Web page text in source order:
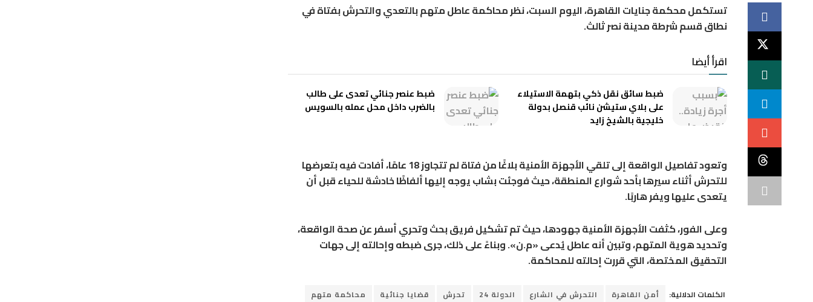
تستكمل محكمة جنايات القاهرة، اليوم السبت، نظر محاكمة عاطل متهم بالتعدي والتحرش بفتاة في
نطاق قسم شرطة مدينة نصر ثالث.
اقرأ أيضا
ضبط سائق نقل ذكي بتهمة الاستيلاء
على بلاي ستيشن نائب قنصل بدولة
خليجية بالشيخ زايد
ضبط عنصر جنائي تعدى على طالب
بالضرب داخل محل عمله بالسويس
وتعود تفاصيل الواقعة إلى تلقي الأجهزة الأمنية بلاغًا من فتاة لم تتجاوز 18 عامًا، أفادت فيه بتعرضها
للتحرش أثناء سيرها بأحد شوارع المنطقة، حيث فوجئت بشاب يوجه إليها ألفاظًا خادشة للحياء قبل أن
يتعدى عليها ويفر هاربًا.
وعلى الفور، كثفت الأجهزة الأمنية جهودها، حيث تم تشكيل فريق بحث وتحري أسفر عن صحة الواقعة،
وتحديد هوية المتهم، وتبين أنه عاطل يُدعى «م.ن». وبناءً على ذلك، جرى ضبطه وإحالته إلى جهات
التحقيق المختصة، التي قررت إحالته للمحاكمة.
الكلمات الدلالية: أمن القاهرة التحرش في الشارع الدولة 24 تحرش قضايا جنائية
محاكمة متهم